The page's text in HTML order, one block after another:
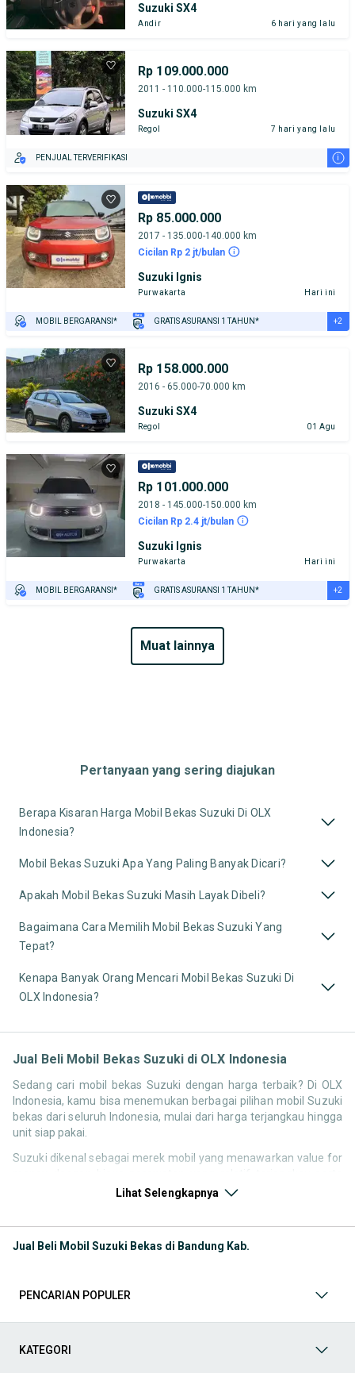
Suzuki SX4
Andir 6 hari yang lalu
Rp 109.000.000
2011 - 110.000-115.000 km
Suzuki SX4
Regol 7 hari yang lalu
PENJUAL TERVERIFIKASI i
Rp 85.000.000
2017 - 135.000-140.000 km
Cicilan Rp 2 jt/bulan
Suzuki Ignis
Purwakarta Hari ini
MOBIL BERGARANSI* GRATIS ASURANSI 1 TAHUN* +2
Rp 158.000.000
2016 - 65.000-70.000 km
Suzuki SX4
Regol 01 Agu
Rp 101.000.000
2018 - 145.000-150.000 km
Cicilan Rp 2.4 jt/bulan
Suzuki Ignis
Purwakarta Hari ini
MOBIL BERGARANSI* GRATIS ASURANSI 1 TAHUN* +2
muat lainnya
Pertanyaan yang sering diajukan
Berapa Kisaran Harga Mobil Bekas Suzuki Di OLX
Indonesia?
Mobil Bekas Suzuki Apa Yang Paling Banyak Dicari?
Apakah Mobil Bekas Suzuki Masih Layak Dibeli?
Bagaimana Cara Memilih Mobil Bekas Suzuki Yang
Tepat?
Kenapa Banyak Orang Mencari Mobil Bekas Suzuki Di
OLX Indonesia?
Jual Beli Mobil Bekas Suzuki di OLX Indonesia
Sedang cari mobil bekas Suzuki dengan harga terbaik? Di OLX
Indonesia, kamu bisa menemukan berbagai pilihan mobil Suzuki
bekas dari seluruh Indonesia, mulai dari harga terjangkau hingga
unit siap pakai.
Suzuki dikenal sebagai merek mobil yang menawarkan value for
konsumsi bahan bakar yang efisien. Hal ini membuat pencarian
Melalui halaman ini, kamu bisa membandingkan berbagai listing
Model Mobil Bekas Suzuki yang Paling Banyak Dicari
Beberapa model Suzuki memiliki permintaan tinggi di pasar
Lihat Selengkapnya
Jual Beli Mobil Suzuki Bekas di Bandung Kab.
PENCARIAN POPULER
KATEGORI